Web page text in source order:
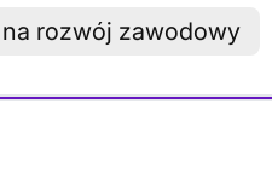
na rozwój zawodowy